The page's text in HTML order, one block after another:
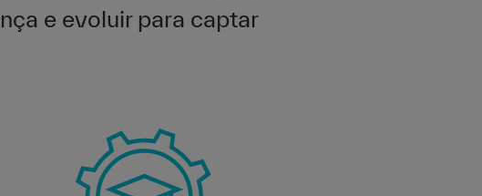
e evoluir para captar